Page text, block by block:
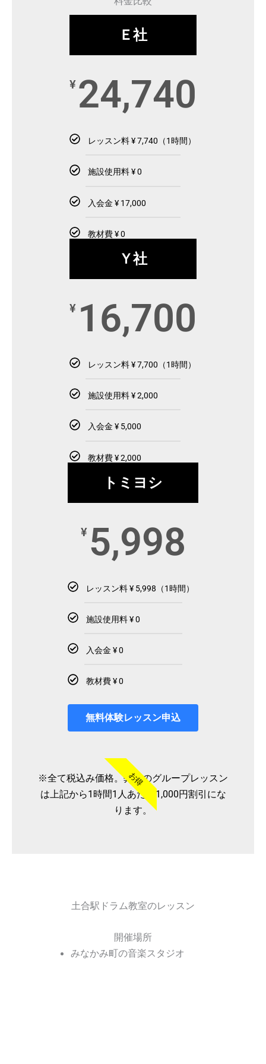
Ｅ社
¥ 24,740
レッスン料 ¥ 7,740（1時間）
施設使用料 ¥ 0
入会金 ¥ 17,000
教材費 ¥ 0
Ｙ社
¥ 16,700
レッスン料 ¥ 7,700（1時間）
施設使用料 ¥ 2,000
入会金 ¥ 5,000
教材費 ¥ 2,000
トミヨシ
¥ 5,998
レッスン料 ¥ 5,998（1時間）
施設使用料 ¥ 0
入会金 ¥ 0
教材費 ¥ 0
無料体験レッスン申込
お得
※全て税込み価格。弊社のグループレッスン
は上記から1時間1人あたり1,000円割引にな
ります。
土合駅ドラム教室のレッスン
開催場所
みなかみ町の音楽スタジオ